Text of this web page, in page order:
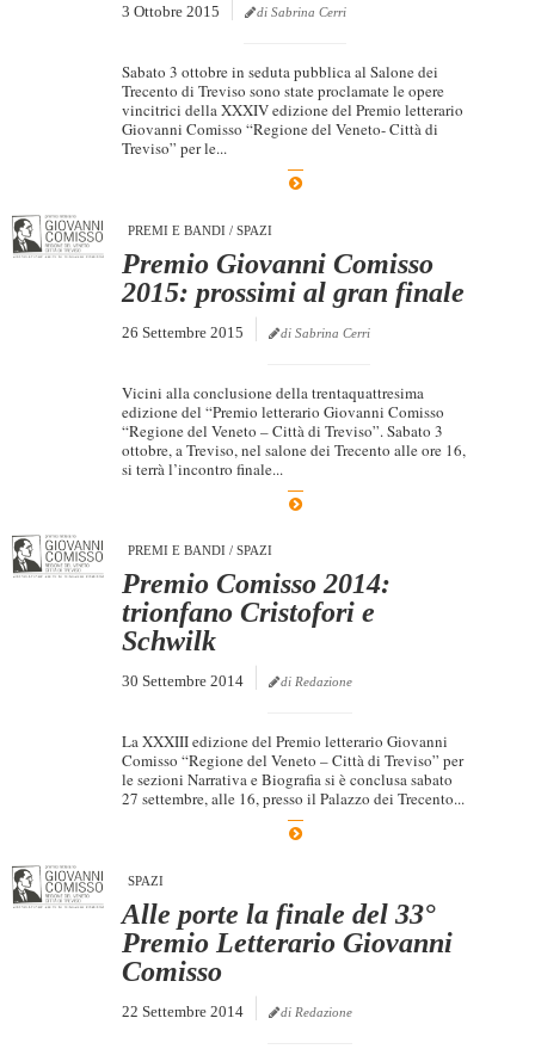
Partnership
Giallo Stresa
Tabù Festival 2014
A Tutto Volume
Salone di Torino
3 Ottobre 2015 di Sabrina Cerri
Sabato 3 ottobre in seduta pubblica al Salone dei
Trecento di Treviso sono state proclamate le opere
vincitrici della XXXIV edizione del Premio letterario
Giovanni Comisso “Regione del Veneto- Città di
Treviso” per le...
PREMI E BANDI / SPAZI
Premio Giovanni Comisso
2015: prossimi al gran finale
26 Settembre 2015 di Sabrina Cerri
Vicini alla conclusione della trentaquattresima
edizione del “Premio letterario Giovanni Comisso
“Regione del Veneto – Città di Treviso”. Sabato 3
ottobre, a Treviso, nel salone dei Trecento alle ore 16,
si terrà l’incontro finale...
PREMI E BANDI / SPAZI
Premio Comisso 2014:
trionfano Cristofori e
Schwilk
30 Settembre 2014 di Redazione
La XXXIII edizione del Premio letterario Giovanni
Comisso “Regione del Veneto – Città di Treviso” per
le sezioni Narrativa e Biografia si è conclusa sabato
27 settembre, alle 16, presso il Palazzo dei Trecento...
SPAZI
Alle porte la finale del 33°
Premio Letterario Giovanni
Comisso
22 Settembre 2014 di Redazione